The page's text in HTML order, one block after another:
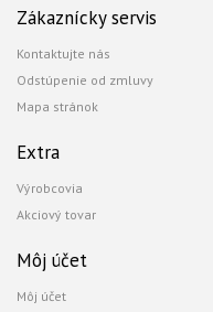
Zákaznícky servis
Kontaktujte nás
Odstúpenie od zmluvy
Mapa stránok
Extra
Výrobcovia
Akciový tovar
Môj účet
Môj účet